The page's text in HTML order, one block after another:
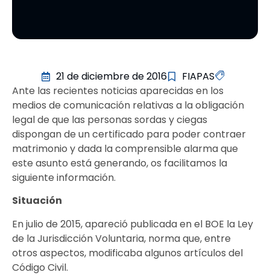
21 de diciembre de 2016
FIAPAS
Ante las recientes noticias aparecidas en los
medios de comunicación relativas a la obligación
legal de que las personas sordas y ciegas
dispongan de un certificado para poder contraer
matrimonio y dada la comprensible alarma que
este asunto está generando, os facilitamos la
siguiente información.
Situación
En julio de 2015, apareció publicada en el BOE la Ley
de la Jurisdicción Voluntaria, norma que, entre
otros aspectos, modificaba algunos artículos del
Código Civil.